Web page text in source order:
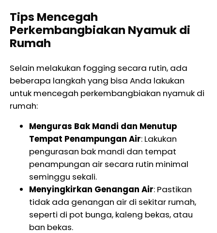
Tips Mencegah
Perkembangbiakan Nyamuk di
Rumah
Selain melakukan fogging secara rutin, ada
beberapa langkah yang bisa Anda lakukan
untuk mencegah perkembangbiakan nyamuk di
rumah:
Menguras Bak Mandi dan Menutup
Tempat Penampungan Air: Lakukan
pengurasan bak mandi dan tempat
penampungan air secara rutin minimal
seminggu sekali.
Menyingkirkan Genangan Air: Pastikan
tidak ada genangan air di sekitar rumah,
seperti di pot bunga, kaleng bekas, atau
ban bekas.